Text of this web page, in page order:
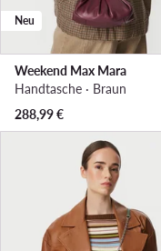
Neu
Weekend Max Mara
Handtasche · Braun
288,99€